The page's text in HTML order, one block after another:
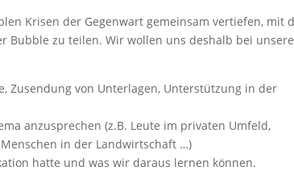
Krisen der Gegenwart gemeinsam vertiefen, mit
Bubble zu teilen. Wir wollen uns deshalb bei
Zusendung von Unterlagen, Unterstützung in der
anzusprechen (z.B. Leute im privaten Umfeld,
in der Landwirtschaft …)
hatte und was wir daraus lernen können.